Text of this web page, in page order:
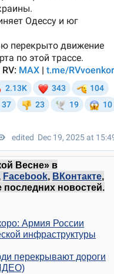
Весне» в
Facebook, ВКонтакте,
новостей.
Армия России
инфраструктуры
перекрывают дороги